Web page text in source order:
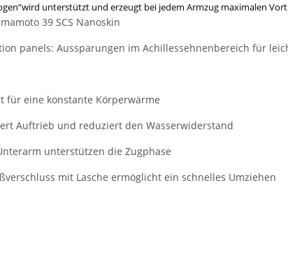
unterstützt und erzeugt bei jedem Armzug maximalen
39 SCS Nanoskin
panels: Aussparungen im Achillessehnenbereich für
für eine konstante Körperwärme
Auftrieb und reduziert den Wasserwiderstand
unterstützen die Zugphase
mit Lasche ermöglicht ein schnelles Umziehen